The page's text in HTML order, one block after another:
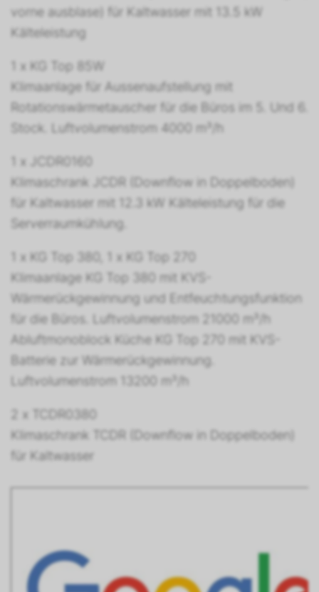
vorne ausblase) für Kaltwasser mit 13.5 kW
Kälteleistung
1 x KG Top 85W
Klimaanlage für Aussenaufstellung mit
Rotationswärmetauscher für die Büros im 5. Und 6.
Stock. Luftvolumenstrom 4000 m³/h
1 x JCDR0160
Klimaschrank JCDR (Downflow in Doppelboden)
für Kaltwasser mit 12.3 kW Kälteleistung für die
Serverraumkühlung.
1 x KG Top 380, 1 x KG Top 270
Klimaanlage KG Top 380 mit KVS-
Wärmerückgewinnung und Entfeuchtungsfunktion
für die Büros. Luftvolumenstrom 21000 m³/h
Abluftmonoblock Küche KG Top 270 mit KVS-
Batterie zur Wärmerückgewinnung.
Luftvolumenstrom 13200 m³/h
2 x TCDR0380
Klimaschrank TCDR (Downflow in Doppelboden)
für Kaltwasser